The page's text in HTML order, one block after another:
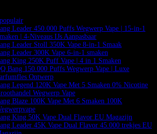
Leader 450.000 Puffs Wegwerp Vape | 15-in-1
| 4-Niveaus IJs Aanpasbaar
Leader Stoll 350K Vape 8-in-1 Smaak
Leader 300K Vape 6-in-1 smaken
King 250K Puff Vape | 4 in 1 Smaken
Bang 150.000 Puffs Wegwerp Vape | Luxe
Ontwerp
Legend 120K Vape Met 5 Smaken 0% Nicotine
Wegwerp Vape
Blaze 100K Vape Met 6 Smaken 100K
King 50K Vape Dual Flavor EU Magazijn
Leader 45K Vape Dual Flavor 45.000 trekjes EU